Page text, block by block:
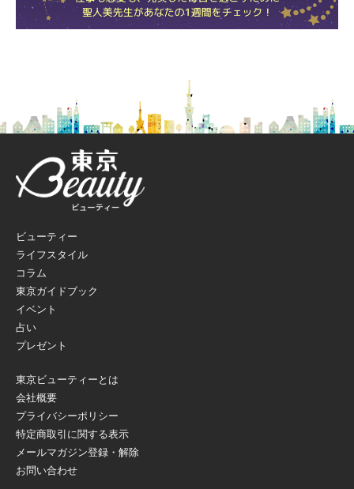
ビューティー
ライフスタイル
コラム
東京ガイドブック
イベント
占い
プレゼント
東京ビューティーとは
会社概要
プライバシーポリシー
特定商取引に関する表示
メールマガジン登録・解除
お問い合わせ